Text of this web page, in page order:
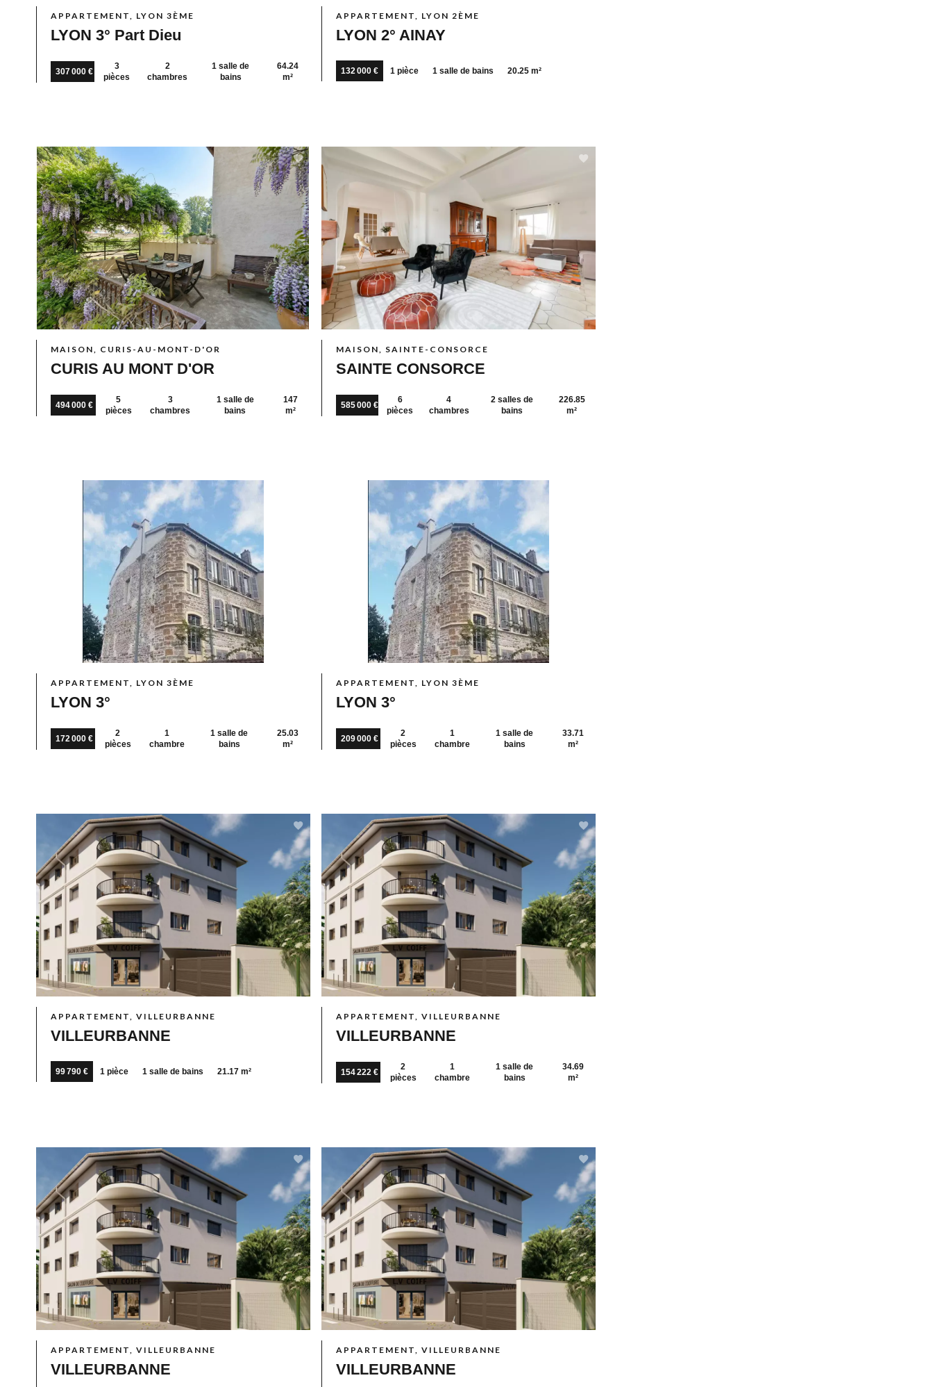
APPARTEMENT, LYON 3ÈME
LYON 3° Part Dieu
307 000 €
3
pièces
2
chambres
1 salle de
bains
64.24
m²
APPARTEMENT, LYON 2ÈME
LYON 2° AINAY
132 000 € 1 pièce 1 salle de bains 20.25 m²
MAISON, CURIS-AU-MONT-D'OR
CURIS AU MONT D'OR
494 000 €
5
pièces
3
chambres
1 salle de
bains
147
m²
MAISON, SAINTE-CONSORCE
SAINTE CONSORCE
585 000 €
6
pièces
4
chambres
2 salles de
bains
226.85
m²
APPARTEMENT, LYON 3ÈME
LYON 3°
172 000 €
2
pièces
1
chambre
1 salle de
bains
25.03
m²
APPARTEMENT, LYON 3ÈME
LYON 3°
209 000 €
2
pièces
1
chambre
1 salle de
bains
33.71
m²
APPARTEMENT, VILLEURBANNE
VILLEURBANNE
99 790 € 1 pièce 1 salle de bains 21.17 m²
APPARTEMENT, VILLEURBANNE
VILLEURBANNE
154 222 €
2
pièces
1
chambre
1 salle de
bains
34.69
m²
APPARTEMENT, VILLEURBANNE
VILLEURBANNE
APPARTEMENT, VILLEURBANNE
VILLEURBANNE